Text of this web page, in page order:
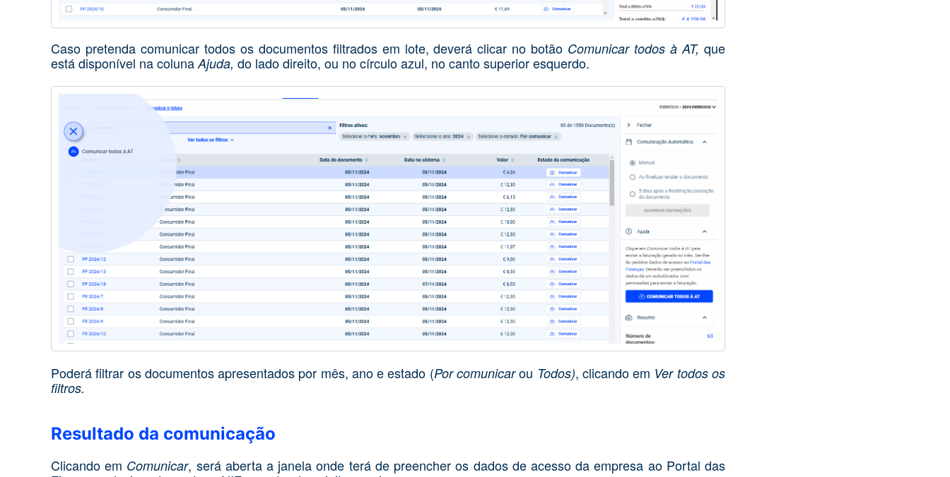
Caso pretenda comunicar todos os documentos filtrados em lote, deverá clicar no botão Comunicar todos à AT,que
está disponível na coluna Ajuda, do lado direito, ou no círculo azul, no canto superior esquerdo.
Poderá filtrar os documentos apresentados por mês, ano e estado (Por comunicarou Todos), clicando em Ver todos os
filtros.
Resultado da comunicação
Clicando em Comunicar, será aberta a janela onde terá de preencher os dados de acesso da empresa ao Portal das